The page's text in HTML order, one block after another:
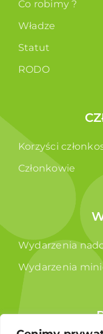
Co robimy ?
Władze
Statut
RODO
Korzyści
Członkowie
Wydarzenia
Wydarzenia